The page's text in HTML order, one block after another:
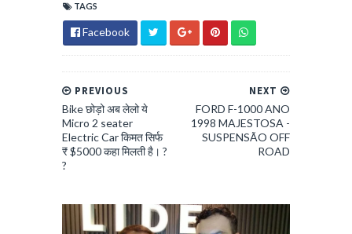
TAGS
Facebook
NEXT
FORD F-1000 ANO
1998 MAJESTOSA -
SUSPENSÃO OFF
ROAD
PREVIOUS
Bike छोड़ो अब लेलो ये
Micro 2 seater
Electric Car किमत सिर्फ
₹ $5000 कहा मिलती है। ?
?